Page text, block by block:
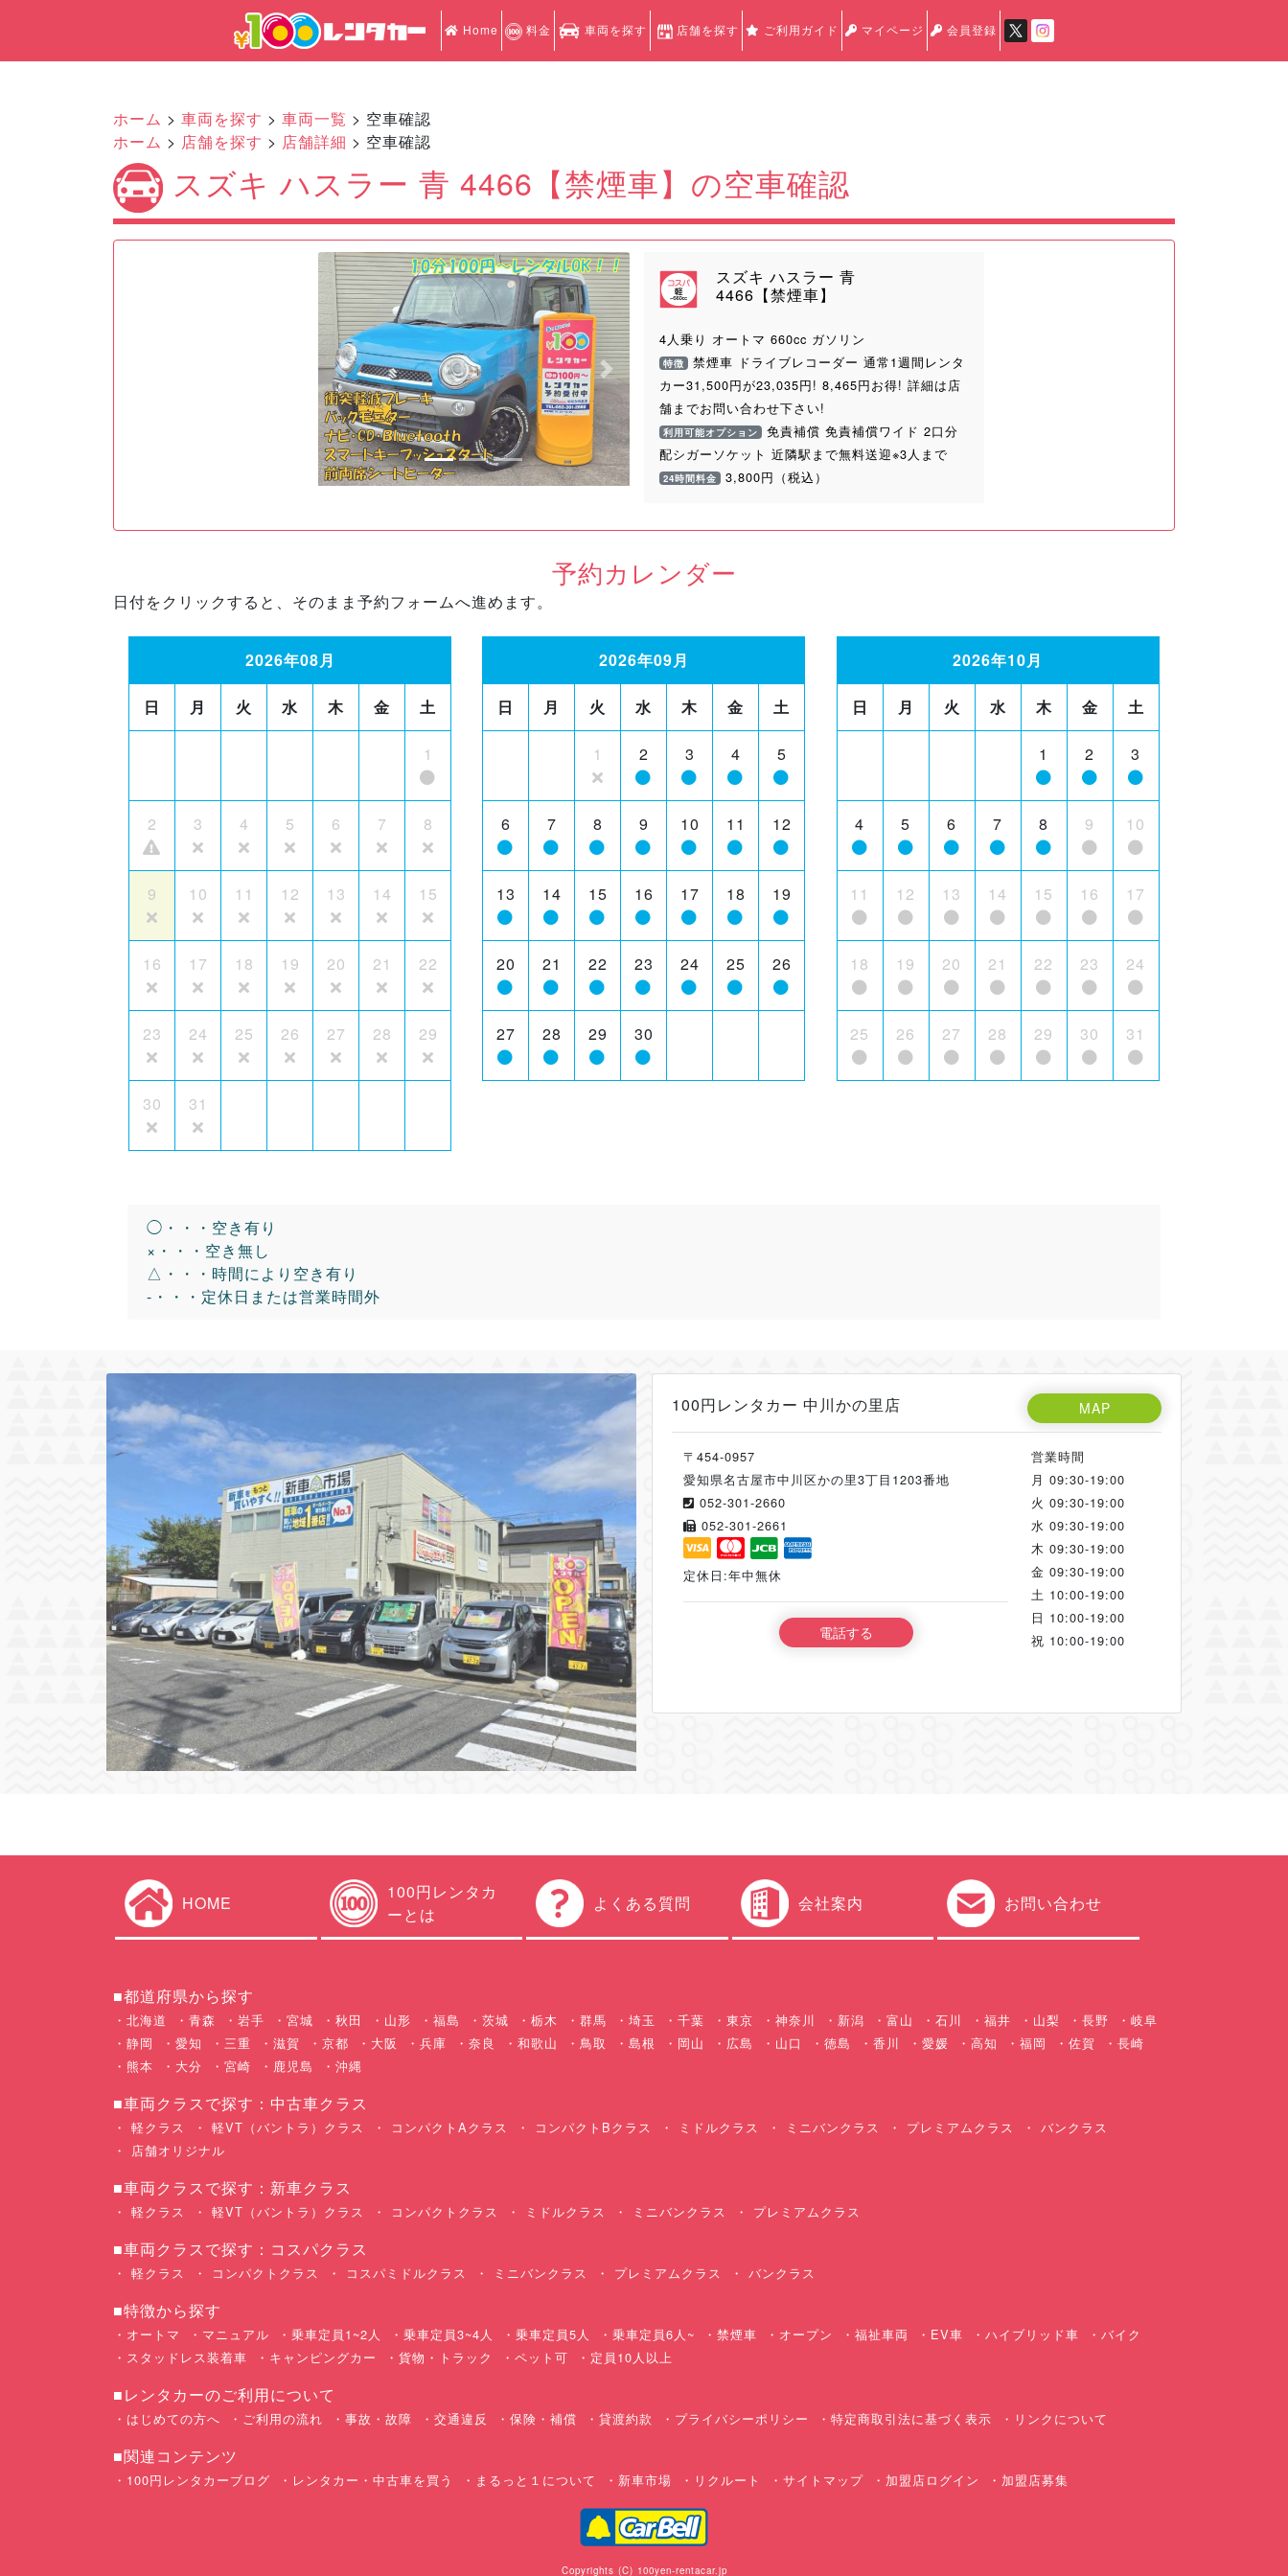
Home 料金 車両を探す 店舗を探す ご利用ガイド マイページ 会員登録
ホーム > 車両を探す > 車両一覧 > 空車確認
ホーム > 店舗を探す > 店舗詳細 > 空車確認
スズキ ハスラー 青 4466【禁煙車】の空車確認
Previous Next
スズキ ハスラー 青
4466【禁煙車】
4人乗り オートマ 660cc ガソリン
特徴 禁煙車 ドライブレコーダー 通常1週間レンタ
カー31,500円が23,035円! 8,465円お得! 詳細は店
舗までお問い合わせ下さい!
利用可能オプション 免責補償 免責補償ワイド 2口分
配シガーソケット 近隣駅まで無料送迎※3人まで
24時間料金 3,800円（税込）
予約カレンダー
日付をクリックすると、そのまま予約フォームへ進めます。
2026年08月
日 月 火 水 木 金 土
1
2 3 4 5 6 7 8
9 10 11 12 13 14 15
16 17 18 19 20 21 22
23 24 25 26 27 28 29
30 31
2026年09月
日 月 火 水 木 金 土
1 2 3 4 5
6 7 8 9 10 11 12
13 14 15 16 17 18 19
20 21 22 23 24 25 26
27 28 29 30
2026年10月
日 月 火 水 木 金 土
1 2 3
4 5 6 7 8 9 10
11 12 13 14 15 16 17
18 19 20 21 22 23 24
25 26 27 28 29 30 31
◯・・・空き有り
×・・・空き無し
△・・・時間により空き有り
-・・・定休日または営業時間外
100円レンタカー 中川かの里店 MAP
〒454-0957
愛知県名古屋市中川区かの里3丁目1203番地
052-301-2660
052-301-2661
定休日:年中無休
電話する
営業時間
月 09:30-19:00
火 09:30-19:00
水 09:30-19:00
木 09:30-19:00
金 09:30-19:00
土 10:00-19:00
日 10:00-19:00
祝 10:00-19:00
HOME
100円レンタカ
ーとは
よくある質問 会社案内 お問い合わせ
■都道府県から探す
北海道 青森 岩手 宮城 秋田 山形 福島 茨城 栃木 群馬 埼玉 千葉 東京 神奈川 新潟 富山 石川 福井 山梨 長野
岐阜
静岡
愛知 三重 滋賀 京都 大阪 兵庫 奈良 和歌山 鳥取 島根 岡山 広島 山口 徳島 香川 愛媛 高知 福岡 佐賀
長崎
熊本
大分 宮崎 鹿児島 沖縄
■車両クラスで探す：中古車クラス
軽クラス 軽VT（バントラ）クラス コンパクトAクラス コンパクトBクラス ミドルクラス ミニバンクラス プレミアムクラス
バンクラス
店舗オリジナル
■車両クラスで探す：新車クラス
軽クラス 軽VT（バントラ）クラス コンパクトクラス ミドルクラス ミニバンクラス プレミアムクラス
■車両クラスで探す：コスパクラス
軽クラス コンパクトクラス コスパミドルクラス ミニバンクラス プレミアムクラス バンクラス
■特徴から探す
オートマ マニュアル 乗車定員1~2人 乗車定員3~4人 乗車定員5人 乗車定員6人~ 禁煙車 オープン 福祉車両 EV車 ハイブリッド車
バイク
スタッドレス装着車
キャンピングカー 貨物・トラック ペット可 定員10人以上
■レンタカーのご利用について
はじめての方へ ご利用の流れ 事故・故障 交通違反 保険・補償 貸渡約款 プライバシーポリシー 特定商取引法に基づく表示 リンクについて
■関連コンテンツ
100円レンタカーブログ レンタカー・中古車を買う まるっと１について 新車市場 リクルート サイトマップ 加盟店ログイン 加盟店募集
Copyrights (C) 100yen-rentacar.jp